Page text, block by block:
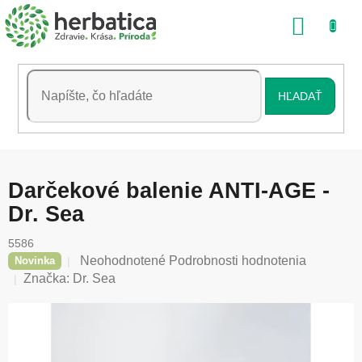
Prejsť
na
obsah
HĽADAŤ
Darčekové balenie ANTI-AGE -
Dr. Sea
5586
Novinka
Priemerné
hodnotenie
Neohodnotené Podrobnosti hodnotenia
Značka: Dr. Sea